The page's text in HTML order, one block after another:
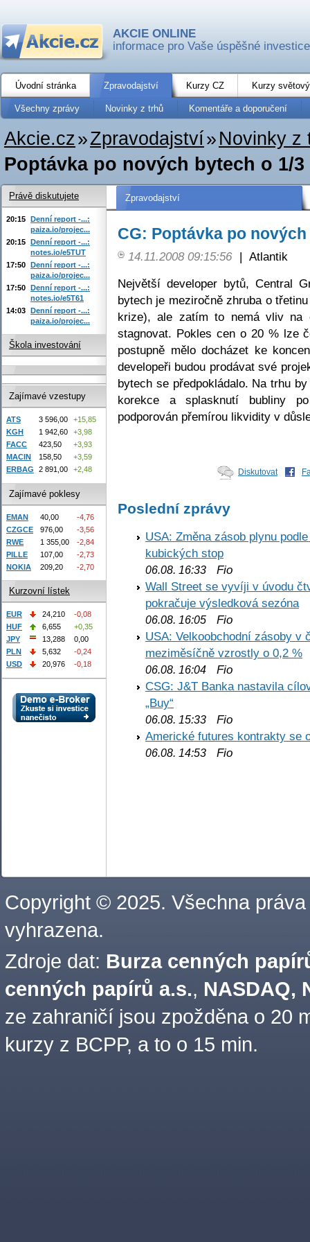
AKCIE ONLINE
informace pro Vaše úspěšné investice
Úvodní stránka Zpravodajství Kurzy CZ Kurzy
Všechny zprávy Novinky z trhů Komentáře a doporučení
Akcie.cz»Zpravodajství» Novinky z
Poptávka po nových bytech o 1/3
Zpravodajství
CG: Poptávka po
14.11.2008 09:15:56 | Atlantik
Největší developer bytů, Central
bytech je meziročně zhruba o
krize), ale zatím to nemá vliv
stagnovat. Pokles cen o 20 % lze
postupně mělo docházet ke
developeři budou prodávat své
bytech se předpokládalo. Na trhu
korekce a splasknutí bubliny
podporován přemírou likvidity v
Diskutovat
Poslední zprávy
USA: Změna zásob plynu
kubických stop
06.08. 16:33 Fio
Wall Street se vyvíji v úvodu
pokračuje výsledková sezóna
06.08. 16:05 Fio
USA: Velkoobchodní zásoby v
meziměsíčně vzrostly o 0,2 %
06.08. 16:04 Fio
CSG: J&T Banka nastavila
„Buy“
06.08. 15:33 Fio
Americké futures kontrakty se
06.08. 14:53 Fio
Právě diskutujete
20:15 Denní report -...:
paiza.io/projec...
20:15 Denní report -...:
notes.io/e5TUT
17:50 Denní report -...:
paiza.io/projec...
17:50 Denní report -...:
notes.io/e5T61
14:03 Denní report -...:
paiza.io/projec...
Škola investování
Zajímavé vzestupy
ATS 3 596,00
+15,85
KGH
1 942,60
+3,98
FACC
423,50
+3,93
MACIN
158,50
+3,59
ERBAG
2 891,00 +2,48
Zajímavé poklesy
EMAN 40,00
-4,76
CZGCE
976,00
-3,56
RWE
1 355,00
-2,84
PILLE
107,00
-2,73
NOKIA
209,20 -2,70
Kurzovní lístek
EUR 24,210
-0,08
HUF
6,655
+0,35
JPY
13,288
0,00
PLN
5,632
-0,24
USD
20,976 -0,18
Copyright © 2025. Všechna práva
vyhrazena.
Zdroje dat: Burza cenných
cenných papírů a.s., NASDAQ,
ze zahraničí jsou zpožděna o 20
kurzy z BCPP, a to o 15 min.